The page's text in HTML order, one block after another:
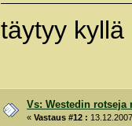
täytyy
Vs: Westedin rotseja
«Vastaus #12 :